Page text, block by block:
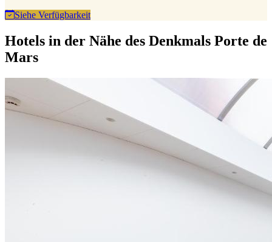
Siehe Verfügbarkeit
Hotels in der Nähe des Denkmals Porte de
Mars